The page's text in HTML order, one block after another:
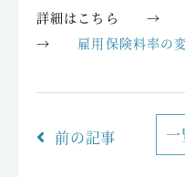
詳細はこちら →
→ 雇用保険料率の
前の記事 一